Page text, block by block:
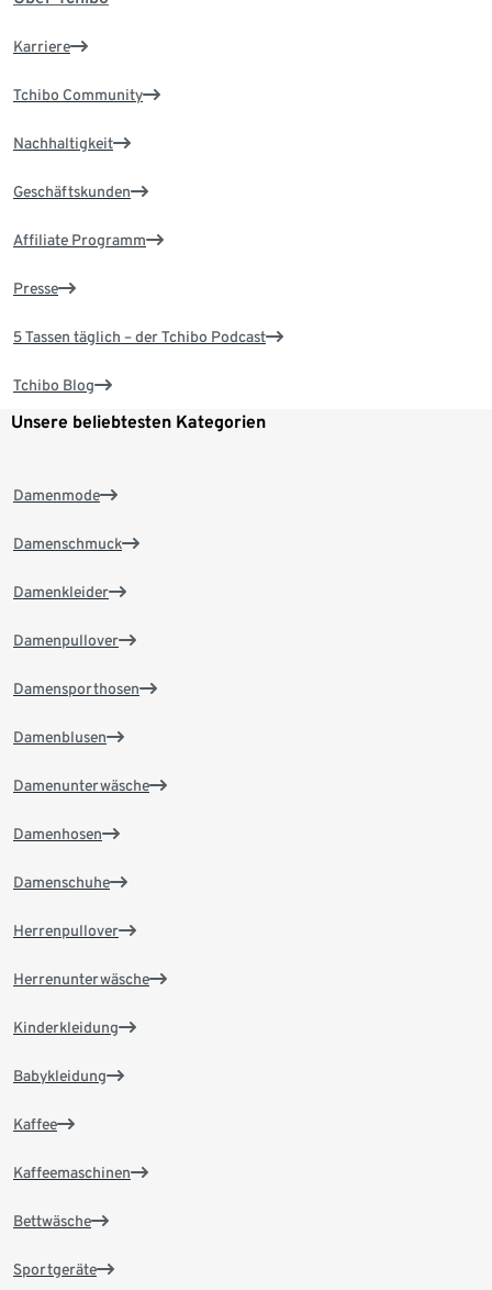
Karriere
Tchibo Community
Nachhaltigkeit
Geschäftskunden
Affiliate Programm
Presse
5 Tassen täglich – der Tchibo Podcast
Tchibo Blog
Unsere beliebtesten Kategorien
Damenmode
Damenschmuck
Damenkleider
Damenpullover
Damensporthosen
Damenblusen
Damenunterwäsche
Damenhosen
Damenschuhe
Herrenpullover
Herrenunterwäsche
Kinderkleidung
Babykleidung
Kaffee
Kaffeemaschinen
Bettwäsche
Sportgeräte